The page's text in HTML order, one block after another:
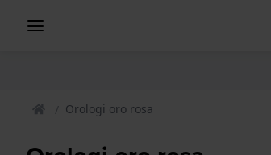
Orologi oro rosa